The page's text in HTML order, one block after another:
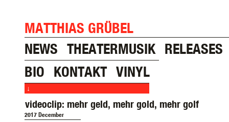
MATTHIAS GRÜBEL
NEWS THEATERMUSIK RELEASES
BIO
KONTAKT VINYL
↓
videoclip: mehr geld, mehr gold, mehr golf
2017 December